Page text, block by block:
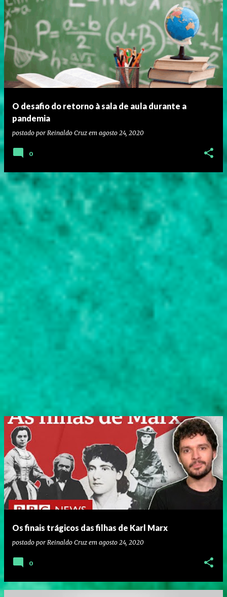
O desafio do retorno à sala de aula durante a
pandemia
postado por Reinaldo Cruz em agosto 24, 2020
0
Os finais trágicos das filhas de Karl Marx
postado por Reinaldo Cruz em agosto 24, 2020
0